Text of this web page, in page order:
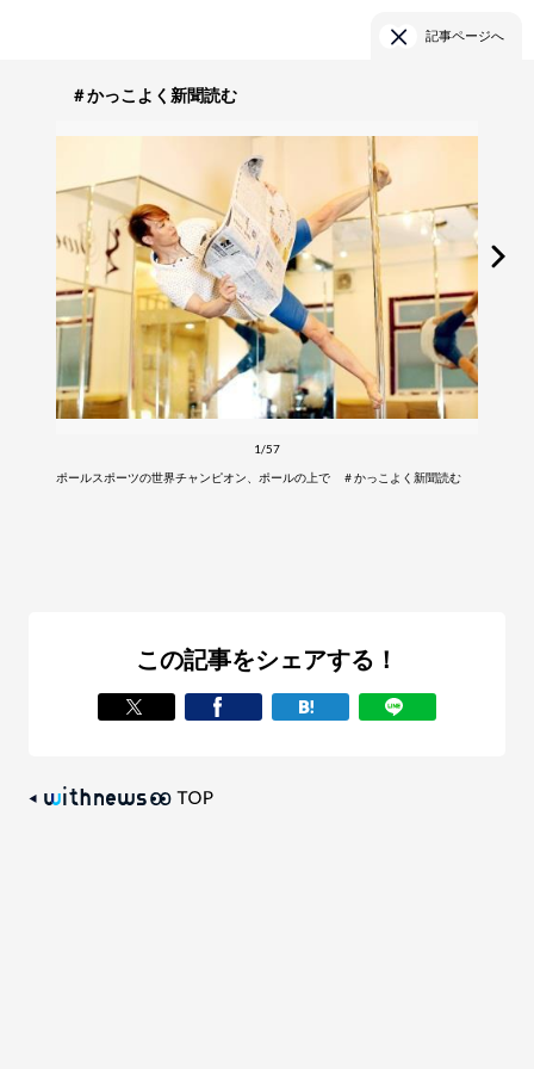
記事ページへ
＃かっこよく新聞読む
1/57
ポールスポーツの世界チャンピオン、ポールの上で ＃かっこよく新聞読む
この記事をシェアする！